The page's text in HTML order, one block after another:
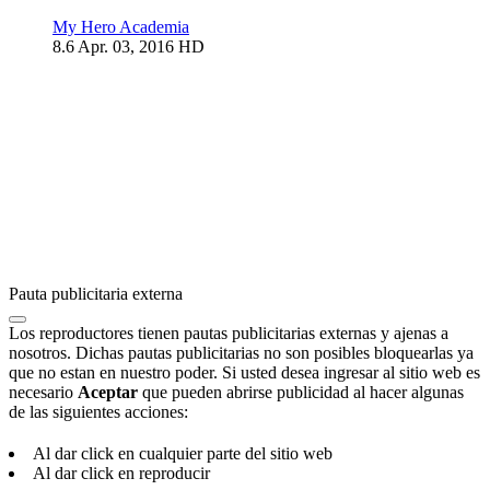
My Hero Academia
8.6 Apr. 03, 2016 HD
Pauta publicitaria externa
Los reproductores tienen pautas publicitarias externas y ajenas a
nosotros. Dichas pautas publicitarias no son posibles bloquearlas ya
que no estan en nuestro poder. Si usted desea ingresar al sitio web es
necesario Aceptar que pueden abrirse publicidad al hacer algunas
de las siguientes acciones:
Al dar click en cualquier parte del sitio web
Al dar click en reproducir